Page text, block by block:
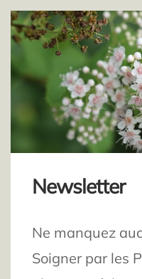
Newsletter
Ne manquez
Soigner par les